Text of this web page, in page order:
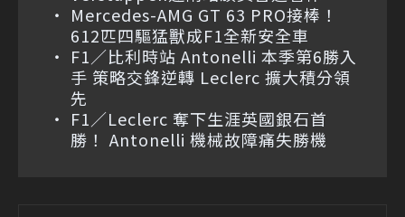
Mercedes-AMG GT 63 PRO接棒！
612匹四驅猛獸成F1全新安全車
F1／比利時站 Antonelli 本季第6勝入
手 策略交鋒逆轉 Leclerc 擴大積分領
先
F1／Leclerc 奪下生涯英國銀石首
勝！ Antonelli 機械故障痛失勝機